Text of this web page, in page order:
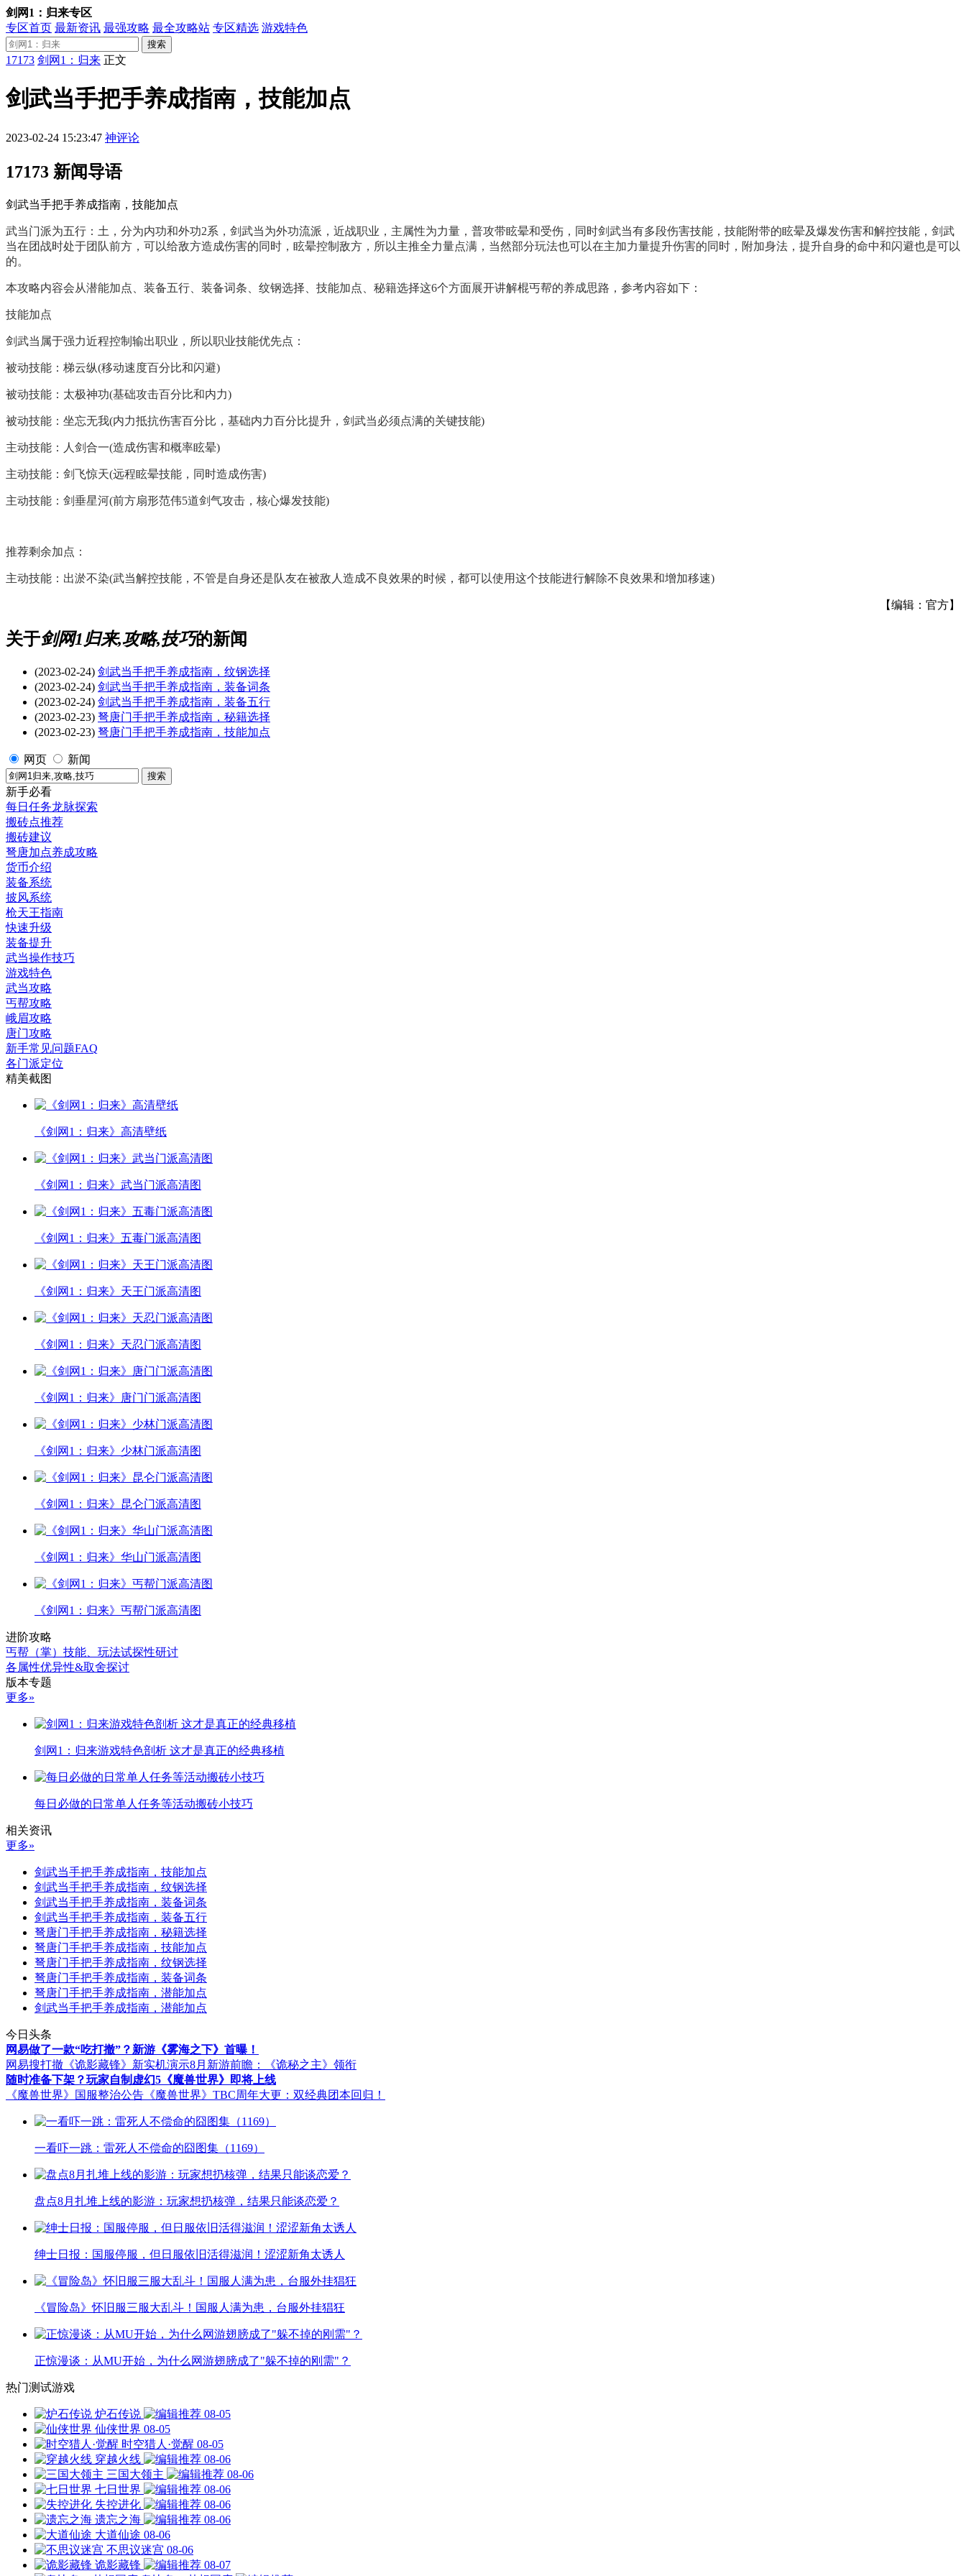
剑网1：归来专区
专区首页 最新资讯 最强攻略 最全攻略站 专区精选 游戏特色
搜索
17173 剑网1：归来 正文
剑武当手把手养成指南，技能加点
2023-02-24 15:23:47 神评论
17173 新闻导语
剑武当手把手养成指南，技能加点
武当门派为五行：土，分为内功和外功2系，剑武当为外功流派，近战职业，主属性为力量，普攻带眩晕和受伤，同时剑武当有多段伤害技能，技能附带的眩晕及爆发伤害和解控技能，剑武
当在团战时处于团队前方，可以给敌方造成伤害的同时，眩晕控制敌方，所以主推全力量点满，当然部分玩法也可以在主加力量提升伤害的同时，附加身法，提升自身的命中和闪避也是可以
的。
本攻略内容会从潜能加点、装备五行、装备词条、纹钢选择、技能加点、秘籍选择这6个方面展开讲解棍丐帮的养成思路，参考内容如下：
技能加点
剑武当属于强力近程控制输出职业，所以职业技能优先点：
被动技能：梯云纵(移动速度百分比和闪避)
被动技能：太极神功(基础攻击百分比和内力)
被动技能：坐忘无我(内力抵抗伤害百分比，基础内力百分比提升，剑武当必须点满的关键技能)
主动技能：人剑合一(造成伤害和概率眩晕)
主动技能：剑飞惊天(远程眩晕技能，同时造成伤害)
主动技能：剑垂星河(前方扇形范伟5道剑气攻击，核心爆发技能)
推荐剩余加点：
主动技能：出淤不染(武当解控技能，不管是自身还是队友在被敌人造成不良效果的时候，都可以使用这个技能进行解除不良效果和增加移速)
【编辑：官方】
关于剑网1归来,攻略,技巧的新闻
(2023-02-24) 剑武当手把手养成指南，纹钢选择
(2023-02-24) 剑武当手把手养成指南，装备词条
(2023-02-24) 剑武当手把手养成指南，装备五行
(2023-02-23) 弩唐门手把手养成指南，秘籍选择
(2023-02-23) 弩唐门手把手养成指南，技能加点
网页 新闻
新手必看
每日任务龙脉探索
搬砖点推荐
搬砖建议
弩唐加点养成攻略
货币介绍
装备系统
披风系统
枪天王指南
快速升级
装备提升
武当操作技巧
游戏特色
武当攻略
丐帮攻略
峨眉攻略
唐门攻略
新手常见问题FAQ
各门派定位
精美截图
《剑网1：归来》高清壁纸
《剑网1：归来》武当门派高清图
《剑网1：归来》五毒门派高清图
《剑网1：归来》天王门派高清图
《剑网1：归来》天忍门派高清图
《剑网1：归来》唐门门派高清图
《剑网1：归来》少林门派高清图
《剑网1：归来》昆仑门派高清图
《剑网1：归来》华山门派高清图
《剑网1：归来》丐帮门派高清图
进阶攻略
丐帮（掌）技能、玩法试探性研讨
各属性优异性&取舍探讨
版本专题
更多»
剑网1：归来游戏特色剖析 这才是真正的经典移植
每日必做的日常单人任务等活动搬砖小技巧
相关资讯
更多»
剑武当手把手养成指南，技能加点
剑武当手把手养成指南，纹钢选择
剑武当手把手养成指南，装备词条
剑武当手把手养成指南，装备五行
弩唐门手把手养成指南，秘籍选择
弩唐门手把手养成指南，技能加点
弩唐门手把手养成指南，纹钢选择
弩唐门手把手养成指南，装备词条
弩唐门手把手养成指南，潜能加点
剑武当手把手养成指南，潜能加点
今日头条
网易做了一款“吃打撤”？新游《雾海之下》首曝！
网易搜打撤《诡影藏锋》新实机演示8月新游前瞻：《诡秘之主》领衔
随时准备下架？玩家自制虚幻5《魔兽世界》即将上线
《魔兽世界》国服整治公告 《魔兽世界》TBC周年大更：双经典团本回归！
一看吓一跳：雷死人不偿命的囧图集（1169）
盘点8月扎堆上线的影游：玩家想扔核弹，结果只能谈恋爱？
绅士日报：国服停服，但日服依旧活得滋润！涩涩新角太诱人
《冒险岛》怀旧服三服大乱斗！国服人满为患，台服外挂猖狂
正惊漫谈：从MU开始，为什么网游翅膀成了"躲不掉的刚需"？
热门测试游戏
炉石传说
08-05
仙侠世界 08-05
时空猎人·觉醒 08-05
穿越火线
08-06
三国大领主
08-06
七日世界
08-06
失控进化
08-06
遗忘之海
08-06
大道仙途 08-06
不思议迷宫 08-06
诡影藏锋
08-07